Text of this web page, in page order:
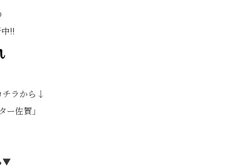
!!
チラから↓
佐賀」
▼